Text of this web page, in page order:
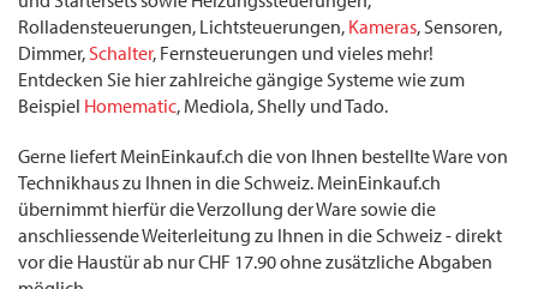
Rolladensteuerungen, Lichtsteuerungen, Kameras, Sensoren,
Dimmer,Schalter, Fernsteuerungen und vieles mehr!
Entdecken Sie hier zahlreiche gängige Systeme wie zum
Beispiel Homematic, Mediola, Shelly und Tado.
Gerne liefert MeinEinkauf.ch die von Ihnen bestellte Ware von
Technikhaus zu Ihnen in die Schweiz. MeinEinkauf.ch
übernimmt hierfür die Verzollung der Ware sowie die
anschliessende Weiterleitung zu Ihnen in die Schweiz - direkt
vor die Haustür ab nur CHF 17.90 ohne zusätzliche Abgaben